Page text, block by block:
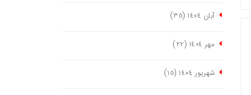
آبان ١٤٠٤ (٣٥)
مهر ١٤٠٤ (٢٢)
شهریور ١٤٠٤ (١٥)